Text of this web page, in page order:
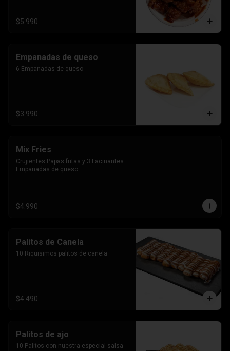
agregues el BBQ que gustes
$5.990
Empanadas de queso
6 Empanadas de queso
$3.990
Mix Fries
Crujientes Papas fritas y 3 Facinantes
Empanadas de queso
$4.990
Palitos de Canela
10 Riquisimos palitos de canela
$4.490
Palitos de ajo
10 Palitos con nuestra especial salsa